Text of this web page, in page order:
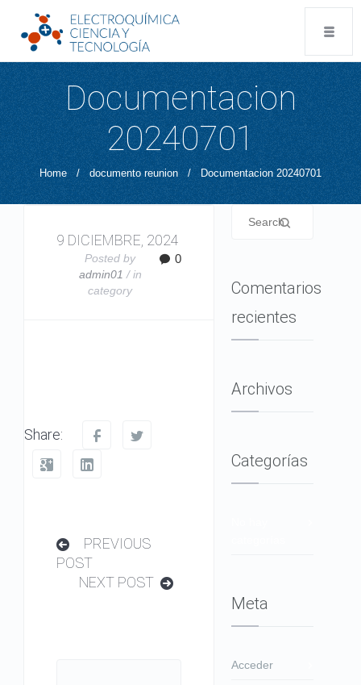
Documentacion
20240701
Home / documento reunion / Documentacion 20240701
9 DICIEMBRE, 2024
Posted by
admin01 / in
category
0
Share:
PREVIOUS
POST
NEXT POST
Comentarios
recientes
Archivos
Categorías
Meta
Acceder